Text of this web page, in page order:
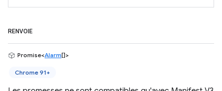
RENVOIE
Promise<Alarm[]>
Chrome 91+